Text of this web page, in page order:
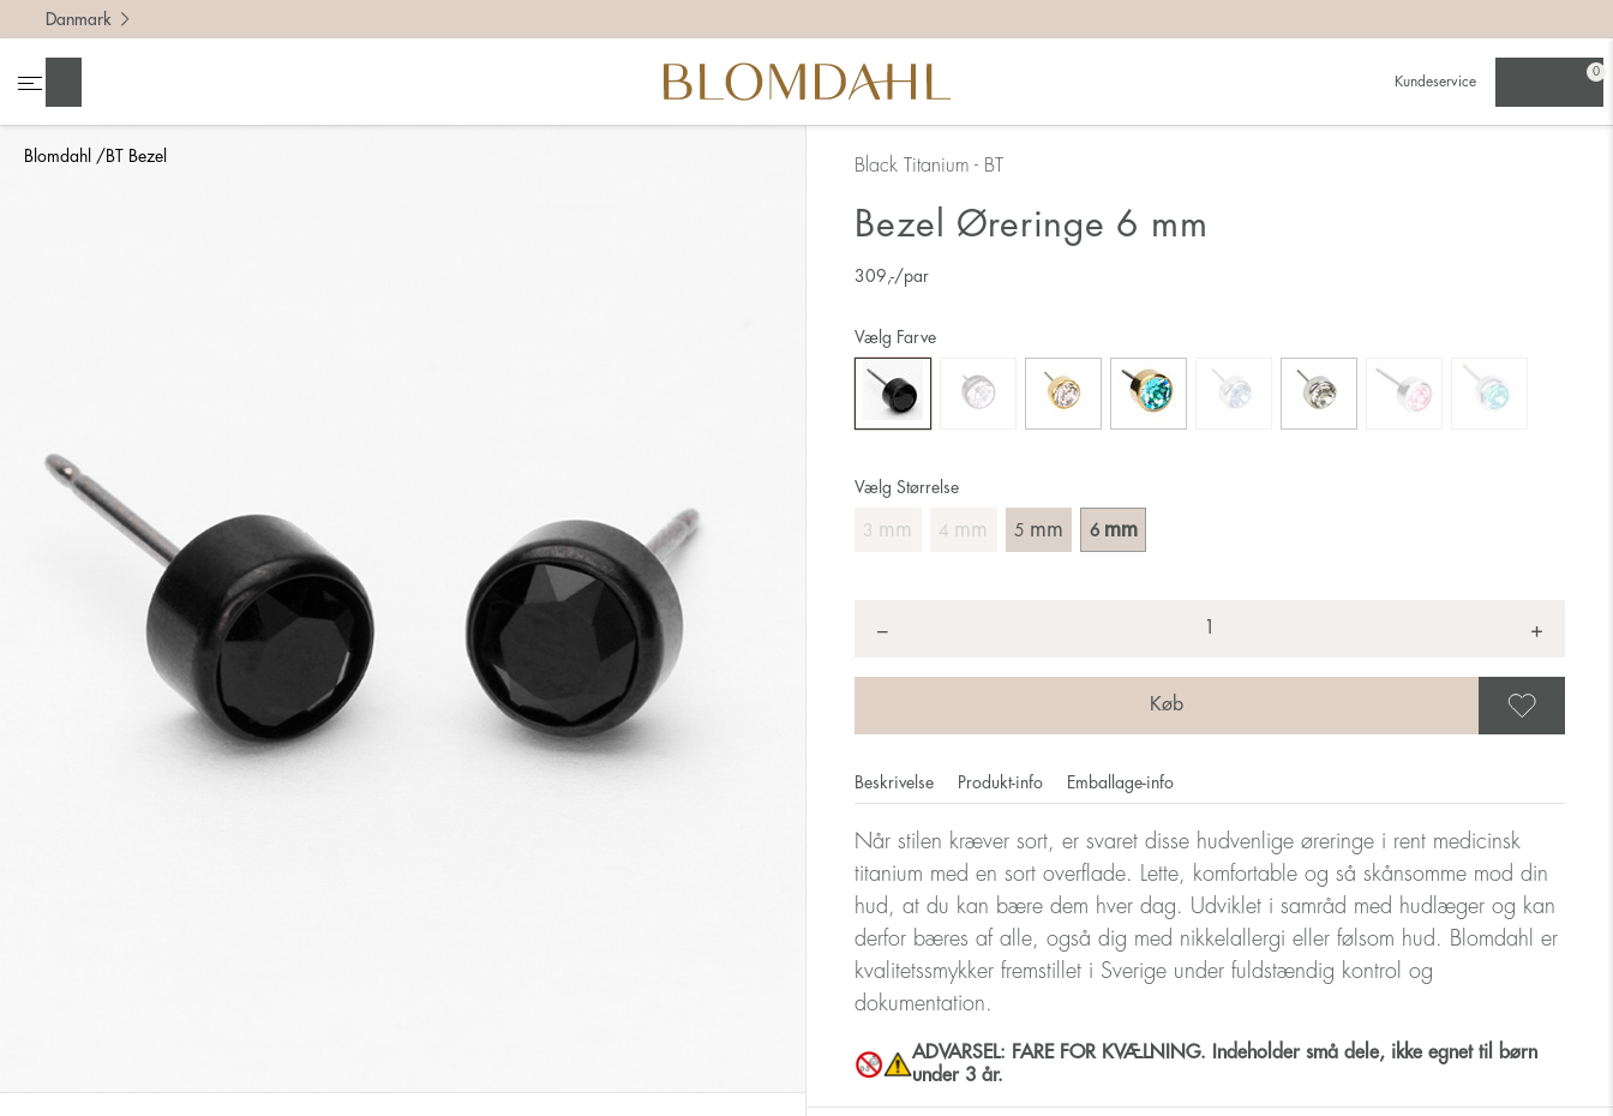
Blomdahl BT Bezel
Danmark
Kundeservice
0
Black Titanium - BT
Bezel Øreringe 6 mm
309 ,-/par
Vælg Størrelse
3 mm 4 mm 5 mm 6 mm
Vælg Farve
− +
Beskrivelse Produkt-info Emballage-info
Når stilen kræver sort, er svaret disse hudvenlige øreringe i rent medicinsk
titanium med en sort overflade. Lette, komfortable og så skånsomme mod din
hud, at du kan bære dem hver dag. Udviklet i samråd med hudlæger og kan
derfor bæres af alle, også dig med nikkelallergi eller følsom hud. Blomdahl er
kvalitetssmykker fremstillet i Sverige under fuldstændig kontrol og
dokumentation.
ADVARSEL: FARE FOR KVÆLNING. Indeholder små dele, ikke egnet til børn
under 3 år.